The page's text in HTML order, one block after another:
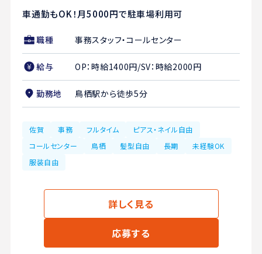
車通勤もOK！月5000円で駐車場利用可
職種 事務スタッフ・コールセンター
給与 OP：時給1400円/SV：時給2000円
勤務地 鳥栖駅から徒歩5分
佐賀 事務 フルタイム
ピアス・ネイル自由
コールセンター
鳥栖 髪型自由 長期
未経験OK
服装自由
詳しく見る
応募する